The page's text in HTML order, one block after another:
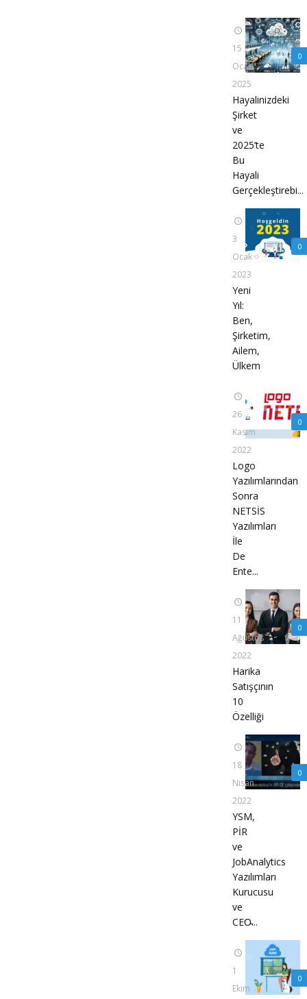
0
15
Ocak
2025
Hayalinizdeki
Şirket
ve
2025’te
Bu
Hayali
Gerçekleştirebi...
0
3
Ocak
2023
Yeni
Yıl:
Ben,
Şirketim,
Ailem,
Ülkem
0
26
Kasım
2022
Logo
Yazılımlarından
Sonra
NETSİS
Yazılımları
İle
De
Ente...
0
11
Ağustos
2022
Harika
Satışçının
10
Özelliği
0
18
Nisan
2022
YSM,
PİR
ve
JobAnalytics
Yazılımları
Kurucusu
ve
CEO̵...
0
1
Ekim